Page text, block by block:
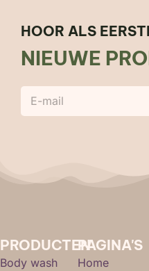
HOOR ALS
NIEUWE
E
m
PRODUCTEN
Body wash
PAGINA'S
Home